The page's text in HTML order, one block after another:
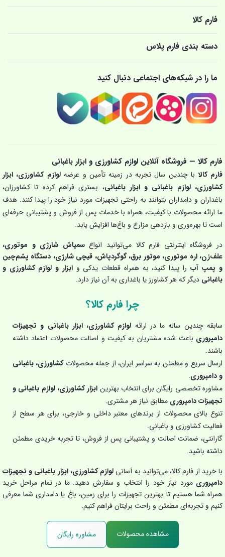
فارم کالا
دسته بندی فارم پلاس
ما را در شبکه‌های اجتماعی دنبال کنید
فارم کالا — فروشگاه آنلاین لوازم کشاورزی و ابزار باغبانی
فارم کالا با چندین سال تجربه در زمینه تأمین و عرضهلوازم کشاورزی، ابزار
کشاورزی، لوازم باغبانی و ابزار باغبانی، بستری فراهم کرده تا کشاورزان،
باغداران و دامداران بتوانند به راحتی تجهیزات مورد نیاز خود را پیدا کنند. هدف
ما ارائه محصولات با کیفیت، همراه با خدمات پس از فروش و پشتیبانی حرفه‌ای
است تا بهره‌وری و بازدهی مزارع و باغ‌ها افزایش یابد.
در فروشگاه اینترنتی فارم کالا می‌توانید انواعسمپاش شارژی و موتوری،
علف‌زن، اره موتوری، موتور برق، گوگردپاش، قیچی شارژی، دستگاه پشم‌چین
و پمپ آب را پیدا کنید، به همراه قطعات یدکی وابزار و لوازم کشاورزی و
باغبانی دیگر که هر کشاورز یا باغداری به آن نیاز دارد.
چرا فارم کالا؟
سابقه چندین ساله ما در ارائه لوازم کشاورزی، ابزار باغبانی و تجهیزات
دامپروری باعث شده مشتریان به کیفیت و اصالت محصولات اعتماد داشته
باشند.
ارسال سریع و مطمئن به سراسر ایران، از جمله محصولاتکشاورزی، باغبانی
و دامپروری.
مشاوره تخصصی رایگان برای انتخاب بهترین ابزار کشاورزی، لوازم باغبانی و
تجهیزات دامپروری مطابق نیاز هر مشتری.
تنوع بالای محصولات از برندهای معتبر داخلی و خارجی، برای هر سطح از
فعالیت کشاورزی و باغبانی.
گارانتی، ضمانت اصالت و پشتیبانی پس از فروش، تا تجربه خریدی مطمئن
داشته باشید.
با خرید از فارم کالا، می‌توانید به آسانی لوازم کشاورزی، ابزار باغبانی و تجهیزات
دامپروری مورد نیاز خود را انتخاب و سفارش دهید. ما در تمام مراحل خرید
همراه شما هستیم تا بهترین تجهیزات را برای زمین، باغ یا دامداری شما معرفی
کنیم و تجربه‌ای مطمئن و راحت برایتان فراهم کنیم.
مشاهده محصولات مشاوره رایگان